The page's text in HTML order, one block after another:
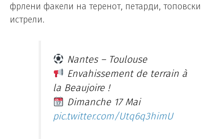
фрлени факели на теренот, петарди, топовски
истрели.
Nantes – Toulouse
Envahissement de terrain à
la Beaujoire !
Dimanche 17 Mai
pic.twitter.com/Utq6q3himU